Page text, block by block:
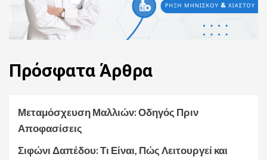
Πρόσφατα Άρθρα
Μεταμόσχευση Μαλλιών: Οδηγός Πριν
Αποφασίσεις
Σιφώνι Δαπέδου: Τι Είναι, Πώς Λειτουργεί και